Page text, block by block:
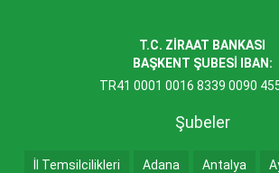
T.C. ZİRAAT BANKASI
BAŞKENT ŞUBESİ IBAN:
TR41 0001 0016 8339 0090
Şubeler
İl Temsilcilikleri Adana Antalya